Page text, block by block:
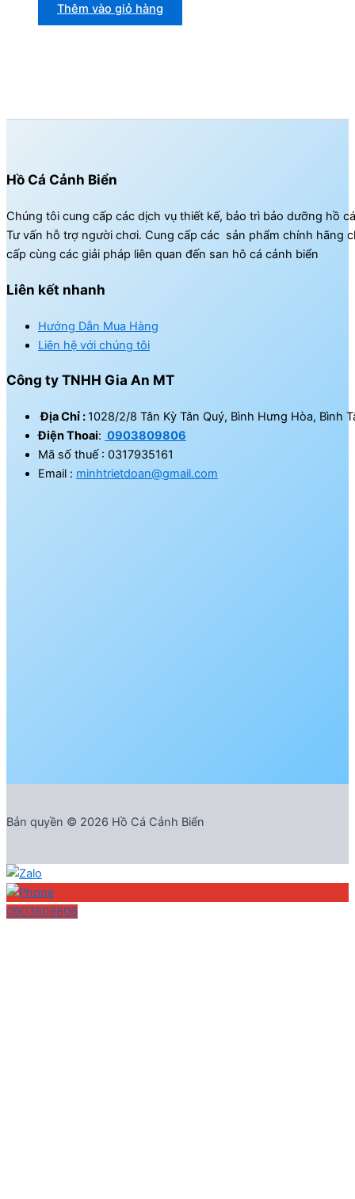
Thêm vào giỏ hàng
Hồ Cá Cảnh Biển
Chúng tôi cung cấp các dịch vụ thiết kế, bảo trì bảo dưỡng hồ
Tư vấn hỗ trợ người chơi. Cung cấp các sản phẩm chính hãng
cấp cùng các giải pháp liên quan đến san hô cá cảnh biển
Liên kết nhanh
Hướng Dẫn Mua Hàng
Liên hệ với chúng tôi
Công ty TNHH Gia An MT
Địa Chỉ :1028/2/8 Tân Kỳ Tân Quý, Bình Hưng Hòa, Bình
Điện Thoai: 0903809806
Mã số thuế : 0317935161
Email : minhtrietdoan@gmail.com
Bản quyền © 2026 Hồ Cá Cảnh Biển
0903809806